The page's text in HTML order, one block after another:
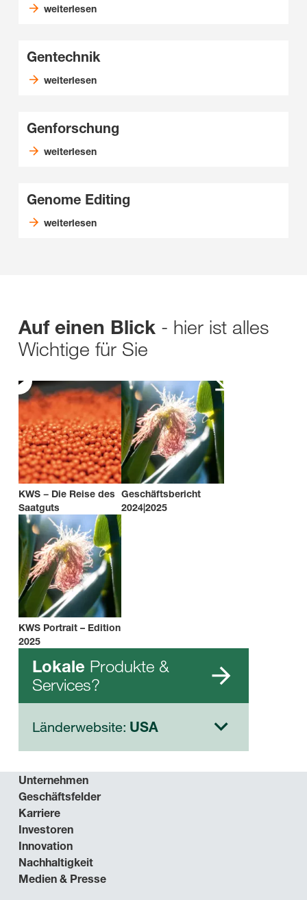
weiterlesen
Gentechnik
weiterlesen
Genforschung
weiterlesen
Genome Editing
weiterlesen
Auf einen Blick - hier ist alles
Wichtige für Sie
KWS − Die Reise des
Saatguts
Geschäftsbericht
2024|2025
KWS Portrait – Edition
2025
Lokale Produkte &
Services?
Länderwebsite: USA
Unternehmen
Geschäftsfelder
Karriere
Investoren
Innovation
Nachhaltigkeit
Medien & Presse